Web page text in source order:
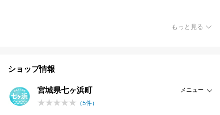
もっと見る
ショップ情報
宮城県七ヶ浜町
メニュー
（5件）